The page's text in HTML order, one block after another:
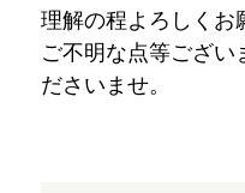
理解の程よろしくお
ご不明な点等ござい
ださいませ。